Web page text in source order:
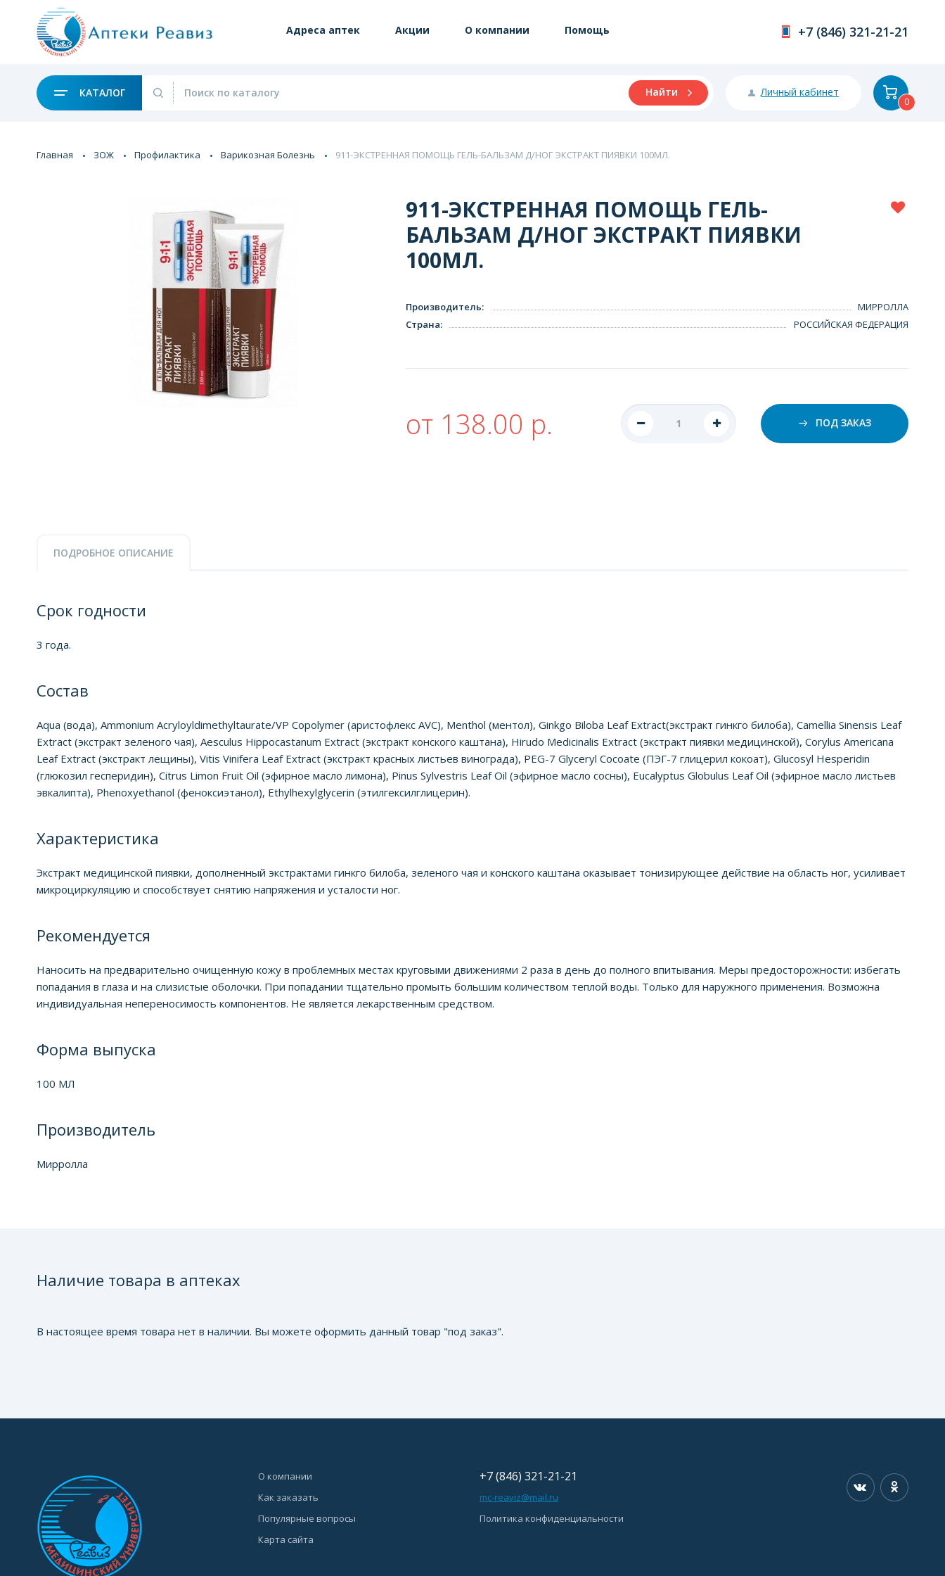
Адреса аптек Акции О компании Помощь +7 (846) 321-21-21
КАТАЛОГ Найти Личный кабинет
0
Главная ЗОЖ Профилактика Варикозная Болезнь 911-ЭКСТРЕННАЯ ПОМОЩЬ ГЕЛЬ-БАЛЬЗАМ Д/НОГ ЭКСТРАКТ ПИЯВКИ 100МЛ.
911-ЭКСТРЕННАЯ ПОМОЩЬ ГЕЛЬ-
БАЛЬЗАМ Д/НОГ ЭКСТРАКТ ПИЯВКИ
100МЛ.
Производитель:
МИРРОЛЛА
Страна: РОССИЙСКАЯ ФЕДЕРАЦИЯ
от 138.00 р. ПОД ЗАКАЗ
ПОДРОБНОЕ ОПИСАНИЕ
Срок годности
3 года.
Состав
Aqua (вода), Ammonium Acryloyldimethyltaurate/VP Copolymer (аристофлекс AVC), Menthol (ментол), Ginkgo Biloba Leaf Extract(экстракт гинкго билоба), Camellia Sinensis Leaf
Extract (экстракт зеленого чая), Aesculus Hippocastanum Extract (экстракт конского каштана), Hirudo Medicinalis Extract (экстракт пиявки медицинской), Corylus Americana
Leaf Extract (экстракт лещины), Vitis Vinifera Leaf Extract (экстракт красных листьев винограда), PEG-7 Glyceryl Cocoate (ПЭГ-7 глицерил кокоат), Glucosyl Hesperidin
(глюкозил гесперидин), Citrus Limon Fruit Oil (эфирное масло лимона), Pinus Sylvestris Leaf Oil (эфирное масло сосны), Eucalyptus Globulus Leaf Oil (эфирное масло листьев
эвкалипта), Phenoxyethanol (феноксиэтанол), Ethylhexylglycerin (этилгексилглицерин).
Характеристика
Экстракт медицинской пиявки, дополненный экстрактами гинкго билоба, зеленого чая и конского каштана оказывает тонизирующее действие на область ног, усиливает
микроциркуляцию и способствует снятию напряжения и усталости ног.
Рекомендуется
Наносить на предварительно очищенную кожу в проблемных местах круговыми движениями 2 раза в день до полного впитывания. Меры предосторожности: избегать
попадания в глаза и на слизистые оболочки. При попадании тщательно промыть большим количеством теплой воды. Только для наружного применения. Возможна
индивидуальная непереносимость компонентов. Не является лекарственным средством.
Форма выпуска
100 МЛ
Производитель
Mирролла
Наличие товара в аптеках
В настоящее время товара нет в наличии. Вы можете оформить данный товар "под заказ".
О компании
Как заказать
Популярные вопросы
Карта сайта
+7 (846) 321-21-21
mc-reaviz@mail.ru
Политика конфиденциальности